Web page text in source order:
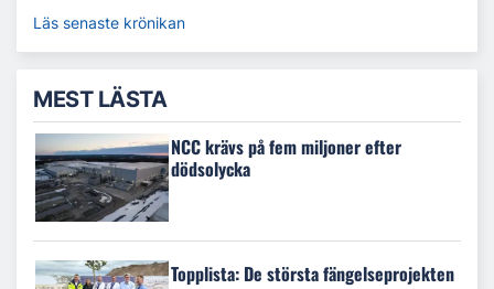
Läs senaste krönikan
MEST LÄSTA
NCC krävs på fem miljoner efter
dödsolycka
Topplista: De största fängelseprojekten